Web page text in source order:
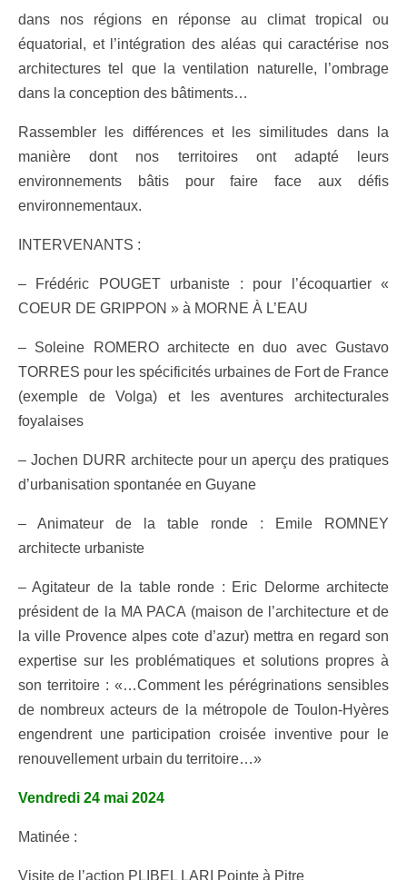
dans nos régions en réponse au climat tropical ou
équatorial, et l’intégration des aléas qui caractérise nos
architectures tel que la ventilation naturelle, l’ombrage
dans la conception des bâtiments…
Rassembler les différences et les similitudes dans la
manière dont nos territoires ont adapté leurs
environnements bâtis pour faire face aux défis
environnementaux.
INTERVENANTS :
– Frédéric POUGET urbaniste : pour l’écoquartier «
COEUR DE GRIPPON » à MORNE À L’EAU
– Soleine ROMERO architecte en duo avec Gustavo
TORRES pour les spécificités urbaines de Fort de France
(exemple de Volga) et les aventures architecturales
foyalaises
– Jochen DURR architecte pour un aperçu des pratiques
d’urbanisation spontanée en Guyane
– Animateur de la table ronde : Emile ROMNEY
architecte urbaniste
– Agitateur de la table ronde : Eric Delorme architecte
président de la MA PACA (maison de l’architecture et de
la ville Provence alpes cote d’azur) mettra en regard son
expertise sur les problématiques et solutions propres à
son territoire : «…Comment les pérégrinations sensibles
de nombreux acteurs de la métropole de Toulon-Hyères
engendrent une participation croisée inventive pour le
renouvellement urbain du territoire…»
Vendredi 24 mai 2024
Matinée :
Visite de l’action PLIBEL LARI Pointe à Pitre